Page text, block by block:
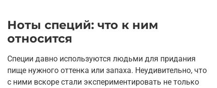
Ноты специй: что к ним
относится
Специи давно используются людьми для придания
пище нужного оттенка или запаха. Неудивительно, что
с ними вскоре стали экспериментировать не только